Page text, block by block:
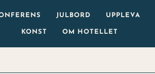
JULBORD UPPLEVA
KONST OM HOTELLET